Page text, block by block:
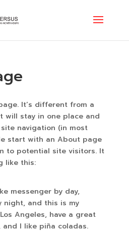
It’s different from a
will stay in one place and
navigation (in most
start with an About page
to potential site visitors. It
like this:
messenger by day,
night, and this is my
Angeles, have a great
and I like piña coladas.